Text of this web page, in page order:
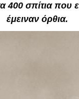
400 σπίτια που
έμειναν όρθια.